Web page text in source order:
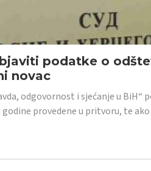
podatke o
novac
odgovornost i sjećanje u
provedene u pritvoru, te